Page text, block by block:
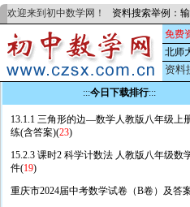
欢迎来到初中数学网！ 资料搜索举例：
免费
北师
资料
:::今日下载排行:::
13.1.1 三角形的边—数学人教版八年级上
练(含答案)(23)
15.2.3 课时2 科学计数法 人教版八年级数
件(19)
重庆市2024届中考数学试卷（B卷）及答